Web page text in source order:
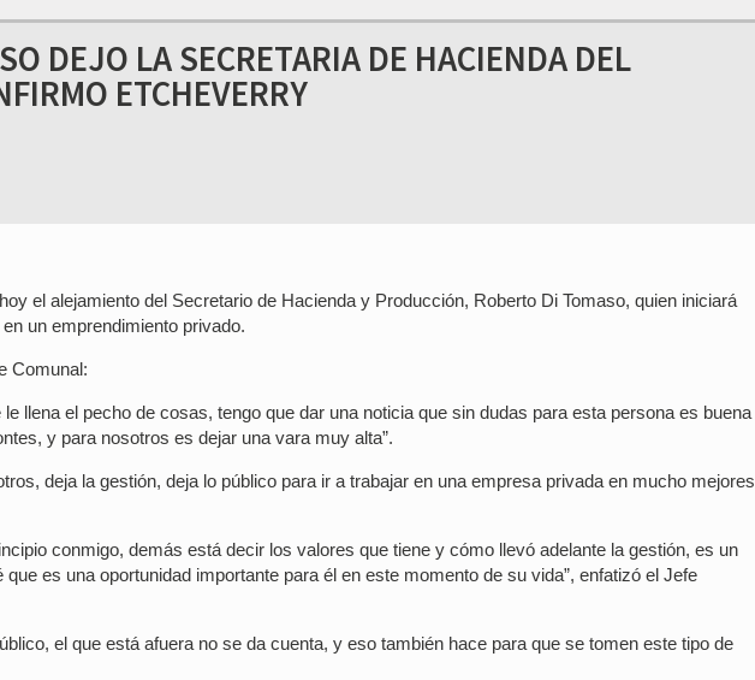
DEJO LA SECRETARIA DE HACIENDA DEL
ETCHEVERRY
el alejamiento del Secretario de Hacienda y Producción, Roberto Di Tomaso, quien iniciará
un emprendimiento privado.
Comunal:
llena el pecho de cosas, tengo que dar una noticia que sin dudas para esta persona es buena
y para nosotros es dejar una vara muy alta”.
deja la gestión, deja lo público para ir a trabajar en una empresa privada en mucho mejores
conmigo, demás está decir los valores que tiene y cómo llevó adelante la gestión, es un
es una oportunidad importante para él en este momento de su vida”, enfatizó el Jefe
el que está afuera no se da cuenta, y eso también hace para que se tomen este tipo de